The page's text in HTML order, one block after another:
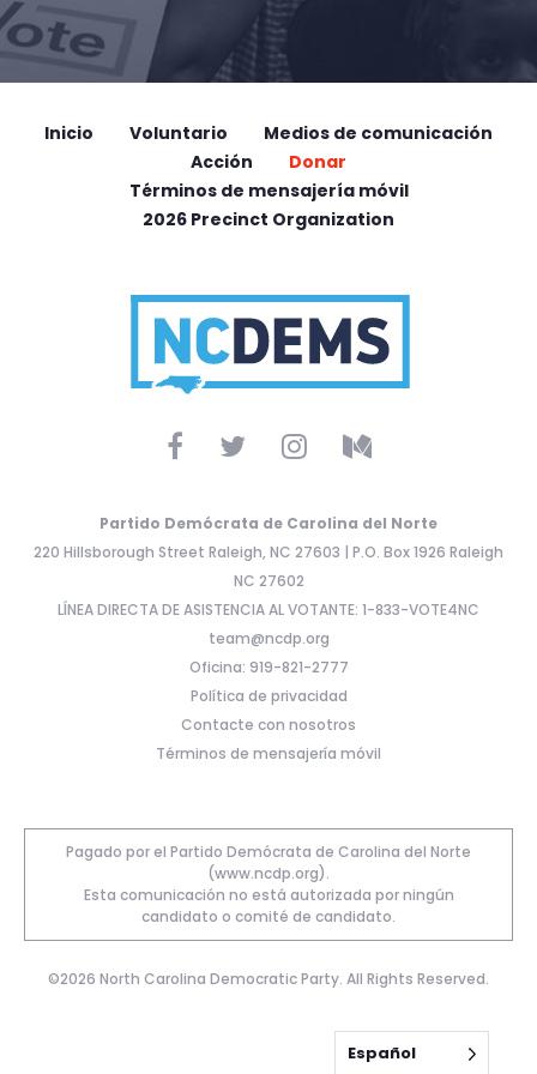
Inicio Voluntario
Medios de comunicación
Acción
Donar
Términos de mensajería móvil
2026 Precinct Organization
Partido Demócrata de Carolina del Norte
220 Hillsborough Street Raleigh, NC 27603 | P.O. Box 1926 Raleigh
NC 27602
LÍNEA DIRECTA DE ASISTENCIA AL VOTANTE: 1-833-VOTE4NC
team@ncdp.org
Oficina: 919-821-2777
Política de privacidad
Contacte con nosotros
Términos de mensajería móvil
Pagado por el Partido Demócrata de Carolina del Norte
(www.ncdp.org).
Esta comunicación no está autorizada por ningún
candidato o comité de candidato.
©2026 North Carolina Democratic Party. All Rights Reserved.
Español